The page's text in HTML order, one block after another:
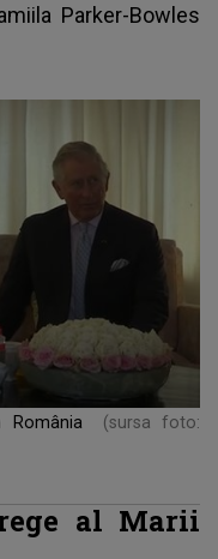
Parker-Bowles
România
(sursa foto:
al Marii